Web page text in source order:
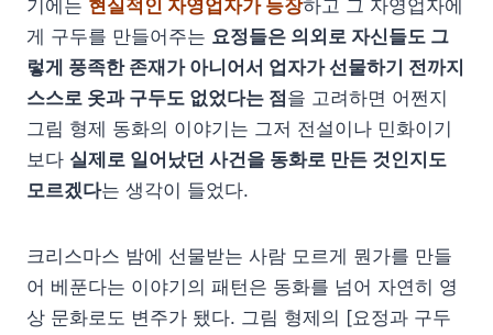
기에는 현실적인 자영업자가 등장하고 그 자영업자에
게 구두를 만들어주는 요정들은 의외로 자신들도 그
렇게 풍족한 존재가 아니어서 업자가 선물하기 전까지
스스로 옷과 구두도 없었다는 점 을 고려하면 어쩐지
그림 형제 동화의 이야기는 그저 전설이나 민화이기
보다 실제로 일어났던 사건을 동화로 만든 것인지도
모르겠다는 생각이 들었다.
크리스마스 밤에 선물받는 사람 모르게 뭔가를 만들
어 베푼다는 이야기의 패턴은 동화를 넘어 자연히 영
상 문화로도 변주가 됐다. 그림 형제의 [요정과 구두